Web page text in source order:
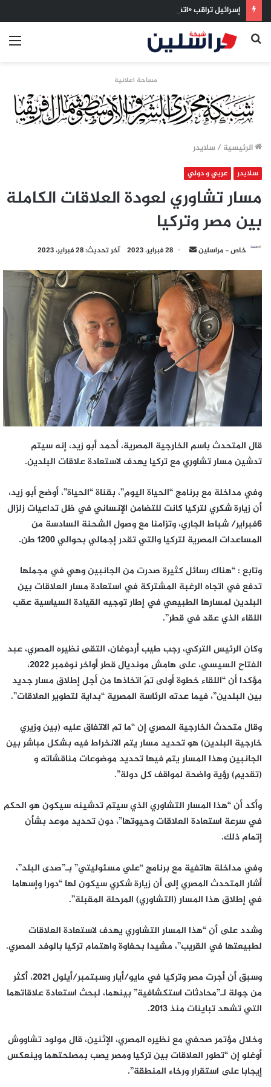
بحث
مساحة اعلانية
الرئيسية / سلايدر
سلايدر عربي و دولي
مسار تشاوري لعودة العلاقات الكاملة
بين مصر وتركيا
خاص - مراسلين
أرسل
إلكترونيا
28 فبراير، 2023 آخر تحديث: 28 فبراير، 2023
قال المتحدث باسم الخارجية المصرية، أحمد أبو زيد، إنه سيتم
تدشين مسار تشاوري مع تركيا يهدف لاستعادة علاقات البلدين.
وفي مداخلة مع برنامج “الحياة اليوم”، بقناة “الحياة”، أوضح أبو زيد،
أن زيارة شكري لتركيا كانت للتضامن الإنساني في ظل تداعيات زلزال
6فبراير/ شباط الجاري، وتزامنا مع وصول الشحنة السادسة من
المساعدات المصرية لتركيا والتي تقدر إجمالي بحوالي 1200 طن.
وتابع : “هناك رسائل كثيرة صدرت من الجانبين وهي في مجملها
تدفع في اتجاه الرغبة المشتركة في استعادة مسار العلاقات بين
البلدين لمسارها الطبيعي في إطار توجيه القيادة السياسية عقب
اللقاء الذي عقد في قطر”.
وكان الرئيس التركي، رجب طيب أردوغان، التقى نظيره المصري، عبد
الفتاح السيسي، على هامش مونديال قطر أواخر نوفمبر 2022،
مؤكدا أن “اللقاء خطوة أولى تمّ اتخاذها من أجل إطلاق مسار جديد
بين البلدين”، فيما عدته الرئاسة المصرية “بداية لتطوير العلاقات”.
وقال متحدث الخارجية المصري إن “ما تم الاتفاق عليه (بين وزيري
خارجية البلدين) هو تحديد مسار يتم الانخراط فيه بشكل مباشر بين
الجانبين وهذا المسار يتم فيها تحديد موضوعات مناقشاته و
(تقديم) رؤية واضحة لمواقف كل دولة”.
وأكد أن “هذا المسار التشاوري الذي سيتم تدشينه سيكون هو الحكم
في سرعة استعادة العلاقات وحيوتها”، دون تحديد موعد بشأن
إتمام ذلك.
وفي مداخلة هاتفية مع برنامج “علي مسئوليتي” بـ”صدى البلد”،
أشار المتحدث المصري إلى أن زيارة شكري سيكون لها “دورا وإسهاما
في إطلاق هذا المسار (التشاوري) المرحلة المقبلة”.
وشدد على أن “هذا المسار التشاوري يهدف لاستعادة العلاقات
لطبيعتها في القريب”، مشيدا بحفاوة واهتمام تركيا بالوفد المصري.
وسبق أن أجرت مصر وتركيا في مايو/أيار وسبتمبر/أيلول 2021، أكثر
من جولة لـ”محادثات استكشافية” بينهما، لبحث استعادة علاقاتهما
التي تشهد تباينات منذ 2013.
وخلال مؤتمر صحفي مع نظيره المصري، الإثنين، قال مولود تشاووش
أوغلو إن “تطور العلاقات بين تركيا ومصر يصب بمصلحتهما وينعكس
إيجابا على استقرار ورخاء المنطقة”.